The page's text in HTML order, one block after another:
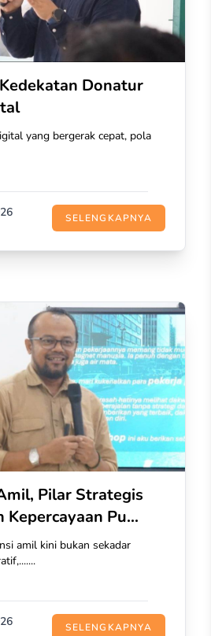
Donatur
yang bergerak cepat, pola
SELENGKAPNYA
Pilar Strategis
Pu...
amil kini bukan sekadar
SELENGKAPNYA